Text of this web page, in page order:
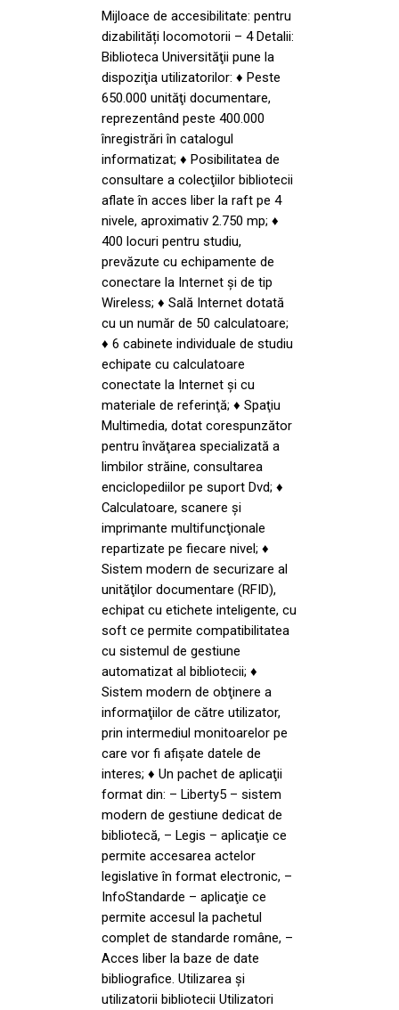
Mijloace de accesibilitate: pentru
dizabilități locomotorii – 4 Detalii:
Biblioteca Universităţii pune la
dispoziţia utilizatorilor: ♦ Peste
650.000 unităţi documentare,
reprezentând peste 400.000
înregistrări în catalogul
informatizat; ♦ Posibilitatea de
consultare a colecţiilor bibliotecii
aflate în acces liber la raft pe 4
nivele, aproximativ 2.750 mp; ♦
400 locuri pentru studiu,
prevăzute cu echipamente de
conectare la Internet şi de tip
Wireless; ♦ Sală Internet dotată
cu un număr de 50 calculatoare;
♦ 6 cabinete individuale de studiu
echipate cu calculatoare
conectate la Internet şi cu
materiale de referinţă; ♦ Spaţiu
Multimedia, dotat corespunzător
pentru învăţarea specializată a
limbilor străine, consultarea
enciclopediilor pe suport Dvd; ♦
Calculatoare, scanere şi
imprimante multifuncţionale
repartizate pe fiecare nivel; ♦
Sistem modern de securizare al
unităţilor documentare (RFID),
echipat cu etichete inteligente, cu
soft ce permite compatibilitatea
cu sistemul de gestiune
automatizat al bibliotecii; ♦
Sistem modern de obţinere a
informaţiilor de către utilizator,
prin intermediul monitoarelor pe
care vor fi afişate datele de
interes; ♦ Un pachet de aplicaţii
format din: – Liberty5 – sistem
modern de gestiune dedicat de
bibliotecă, – Legis – aplicaţie ce
permite accesarea actelor
legislative în format electronic, –
InfoStandarde – aplicaţie ce
permite accesul la pachetul
complet de standarde române, –
Acces liber la baze de date
bibliografice. Utilizarea și
utilizatorii bibliotecii Utilizatori